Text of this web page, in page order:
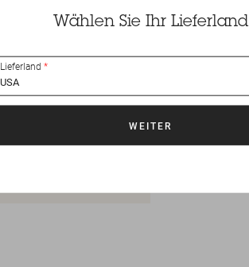
Wählen Sie Ihr Lieferland
Lieferland